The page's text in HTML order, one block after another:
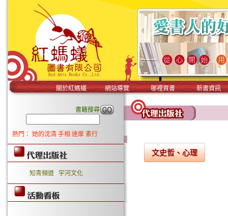
關於紅螞蟻 網站導覽 哪裡買書 新書資訊
書籍搜尋
熱門： 她的沈清 手相 達摩 素行
知青頻道 宇河文化
文史哲、心理